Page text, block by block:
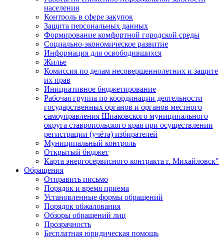
населения
Контроль в сфере закупок
Защита персональных данных
Формирование комфортной городской среды
Социально-экономическое развитие
Информация для освободившихся
Жилье
Комиссия по делам несовершеннолетних и защите
их прав
Инициативное бюджетирование
Рабочая группа по координации деятельности
государственных органов и органов местного
самоуправления Шпаковского муниципального
округа ставропольского края при осуществлении
регистрации (учёта) избирателей
Муниципальный контроль
Открытый бюджет
Карта энергосервисного контракта г. Михайловск"
Обращения
Отправить письмо
Порядок и время приема
Установленные формы обращений
Порядок обжалования
Обзоры обращений лиц
Прозрачность
Бесплатная юридическая помощь